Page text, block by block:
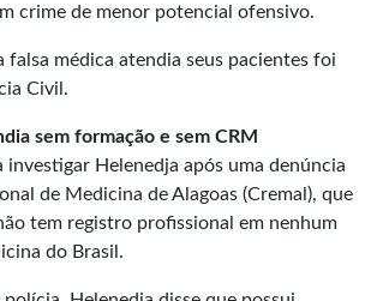
crime de menor potencial ofensivo.
falsa médica atendia seus pacientes foi
Civil.
sem formação e sem CRM
investigar Helenedja após uma denúncia
de Medicina de Alagoas (Cremal), que
tem registro profissional em nenhum
do Brasil.